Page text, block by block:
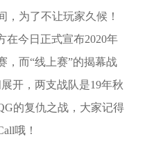
，为了不让玩家久候！
在今日正式宣布2020年
，而“线上赛”的揭幕战
开，两支战队是19年秋
的复仇之战，大家记得
哦！